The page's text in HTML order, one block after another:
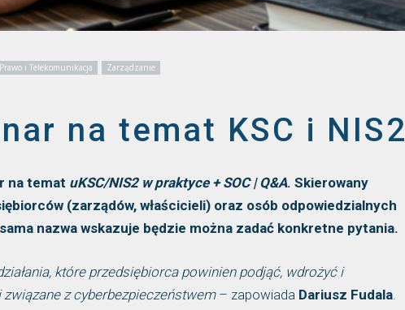
Prawo i Telekomunikacja Zarządzanie
na temat KSC i NIS2
na temat uKSC/NIS2 w praktyce + SOC | Q&A. Skierowany
(zarządów, właścicieli) oraz osób odpowiedzialnych
nazwa wskazuje będzie można zadać konkretne pytania.
które przedsiębiorca powinien podjąć, wdrożyć i
z cyberbezpieczeństwem– zapowiada Dariusz Fudala.